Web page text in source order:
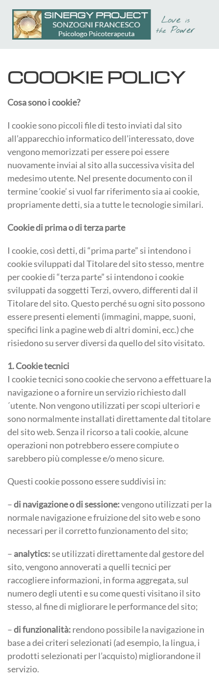
Passa al contenuto principale
COOOKIE POLICY
Cosa sono i cookie?
I cookie sono piccoli file di testo inviati dal sito
all’apparecchio informatico dell’interessato, dove
vengono memorizzati per essere poi essere
nuovamente inviai al sito alla successiva visita del
medesimo utente. Nel presente documento con il
termine ‘cookie’ si vuol far riferimento sia ai cookie,
propriamente detti, sia a tutte le tecnologie similari.
Cookie di prima o di terza parte
I cookie, così detti, di “prima parte” si intendono i
cookie sviluppati dal Titolare del sito stesso, mentre
per cookie di “terza parte” si intendono i cookie
sviluppati da soggetti Terzi, ovvero, differenti dal il
Titolare del sito. Questo perché su ogni sito possono
essere presenti elementi (immagini, mappe, suoni,
specifici link a pagine web di altri domini, ecc.) che
risiedono su server diversi da quello del sito visitato.
1. Cookie tecnici
I cookie tecnici sono cookie che servono a effettuare la
navigazione o a fornire un servizio richiesto dall
´utente. Non vengono utilizzati per scopi ulteriori e
sono normalmente installati direttamente dal titolare
del sito web. Senza il ricorso a tali cookie, alcune
operazioni non potrebbero essere compiute o
sarebbero più complesse e/o meno sicure.
Questi cookie possono essere suddivisi in:
–di navigazione o di sessione:vengono utilizzati per la
normale navigazione e fruizione del sito web e sono
necessari per il corretto funzionamento del sito;
– analytics:se utilizzati direttamente dal gestore del
sito, vengono annoverati a quelli tecnici per
raccogliere informazioni, in forma aggregata, sul
numero degli utenti e su come questi visitano il sito
stesso, al fine di migliorare le performance del sito;
–di funzionalità: rendono possibile la navigazione in
base a dei criteri selezionati (ad esempio, la lingua, i
prodotti selezionati per l’acquisto) migliorandone il
servizio.